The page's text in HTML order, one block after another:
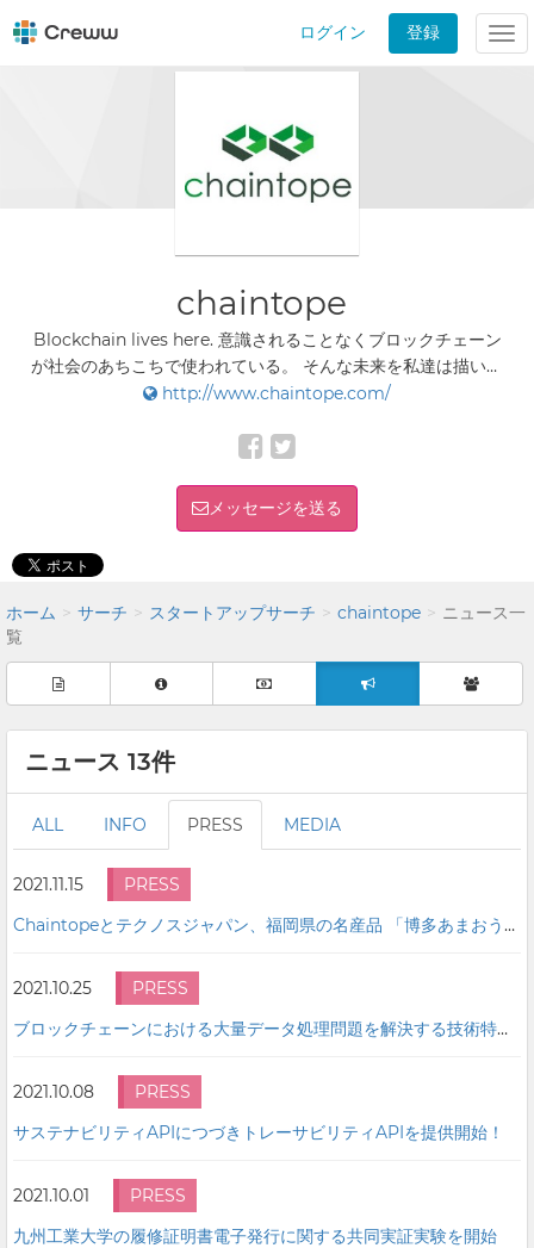
ログイン 登録
chaintope
Blockchain lives here. 意識されることなくブロックチェーン
が社会のあちこちで使われている。 そんな未来を私達は描いて
います。 私達は皆様のDX推進に伴走するパートナーです。
http://www.chaintope.com/
メッセージを送る
ホーム サーチ スタートアップサーチ chaintope
ニュース一
覧
ニュース 13件
ALL INFO PRESS MEDIA
2021.11.15
PRESS
Chaintopeとテクノスジャパン、福岡県の名産品 「博多あまおう※」輸出トレーサビリティの共同検証を開始
2021.10.25
PRESS
ブロックチェーンにおける大量データ処理問題を解決する技術特許を取得
2021.10.08
PRESS
サステナビリティAPIにつづきトレーサビリティAPIを提供開始！
2021.10.01
PRESS
九州工業大学の履修証明書電子発行に関する共同実証実験を開始